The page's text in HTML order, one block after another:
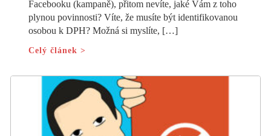
Facebooku (kampaně), přitom nevíte, jaké Vám z toho
plynou povinnosti? Víte, že musíte být identifikovanou
osobou k DPH? Možná si myslíte, […]
Celý článek >